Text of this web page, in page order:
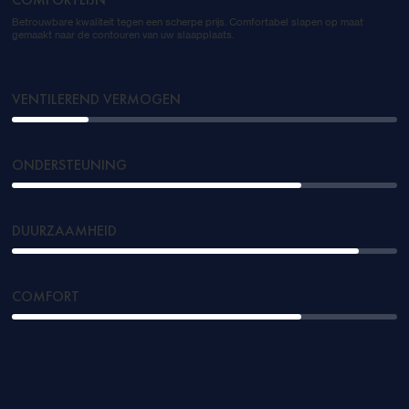
Betrouwbare kwaliteit tegen een scherpe prijs. Comfortabel slapen op maat
gemaakt naar de contouren van uw slaapplaats.
VENTILEREND VERMOGEN
ONDERSTEUNING
DUURZAAMHEID
COMFORT